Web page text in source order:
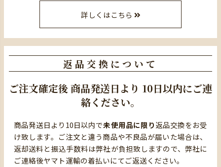
詳しくはこちら
返品交換について
ご注文確定後商品発送日より 10日以内にご連
絡ください。
商品発送日より10日以内で未使用品に限り返品交換をお受
け致します。ご注文と違う商品や不良品が届いた場合は、
返却送料と振込手数料は弊社が負担致しますので、弊社に
ご連絡後ヤマト運輸の着払いにてご返送ください。